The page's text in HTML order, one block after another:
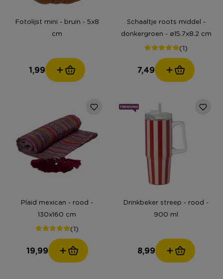
Fotolijst mini - bruin - 5x8
cm
1,99
Schaaltje roots middel -
donkergroen - ø15.7x8.2 cm
(1)
7,49
Plaid mexican - rood -
130x160 cm
(1)
19,99
Drinkbeker streep - rood -
900 ml
8,99